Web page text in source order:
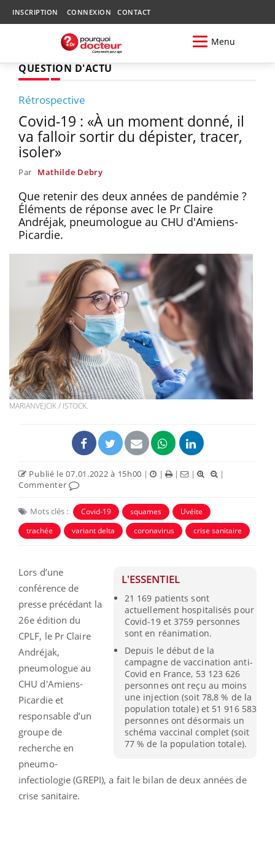
INSCRIPTION CONNEXION CONTACT
Menu
QUESTION D'ACTU
Rétrospective
Covid-19 : «À un moment donné, il
va falloir sortir du dépister, tracer,
isoler»
Par Mathilde Debry
Que retenir des deux années de pandémie ?
Éléments de réponse avec le Pr Claire
Andréjak, pneumologue au CHU d'Amiens-
Picardie.
MARIANVEJCIK / ISTOCK.
Publié le 07.01.2022 à 15h00 | | | |
|
Commenter
Mots clés : Covid-19 squames
Uvéite
trachée
variant delta coronavirus crise sanitaire
L'ESSENTIEL
21 169 patients sont
actuellement hospitalisés pour
Covid-19 et 3759 personnes
sont en réanimation.
Depuis le début de la
campagne de vaccination anti-
Covid en France, 53 123 626
personnes ont reçu au moins
une injection (soit 78,8 % de la
population totale) et 51 916 583
personnes ont désormais un
schéma vaccinal complet (soit
77 % de la population totale).
Lors d’une
conférence de
presse précédant la
26e édition du
CPLF, le Pr Claire
Andréjak,
pneumologue au
CHU d'Amiens-
Picardie et
responsable d’un
groupe de
recherche en
pneumo-
infectiologie (GREPI), a fait le bilan de deux années de
crise sanitaire.